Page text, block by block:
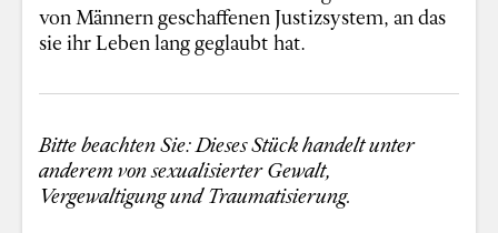
von Männern geschaffenen Justizsystem, an das
sie ihr Leben lang geglaubt hat.
Bitte beachten Sie: Dieses Stück handelt unter
anderem von sexualisierter Gewalt,
Vergewaltigung und Traumatisierung.